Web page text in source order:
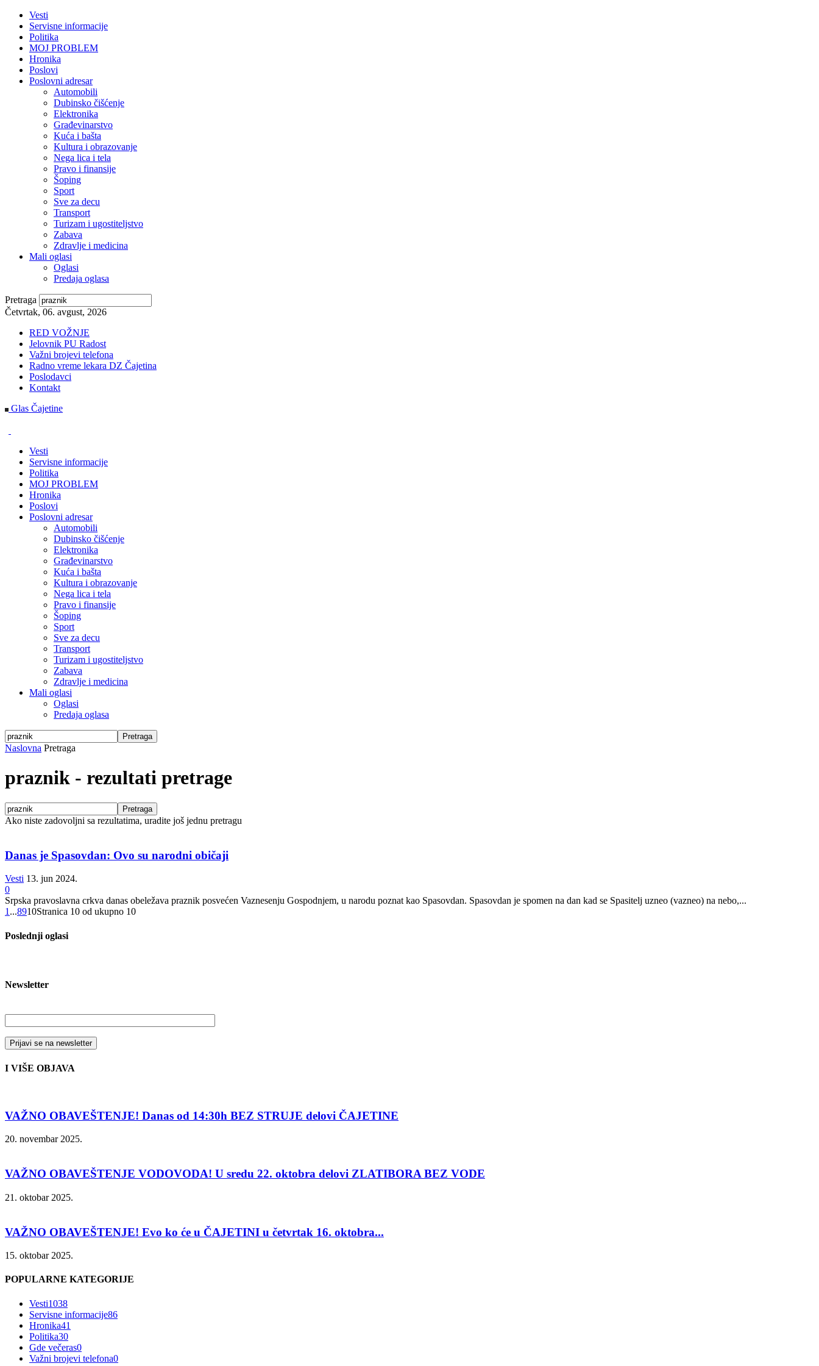
Vesti
Servisne informacije
Politika
MOJ PROBLEM
Hronika
Poslovi
Poslovni adresar
Automobili
Dubinsko čišćenje
Elektronika
Građevinarstvo
Kuća i bašta
Kultura i obrazovanje
Nega lica i tela
Pravo i finansije
Šoping
Sport
Sve za decu
Transport
Turizam i ugostiteljstvo
Zabava
Zdravlje i medicina
Mali oglasi
Oglasi
Predaja oglasa
Pretraga
Četvrtak, 06. avgust, 2026
RED VOŽNJE
Jelovnik PU Radost
Važni brojevi telefona
Radno vreme lekara DZ Čajetina
Poslodavci
Kontakt
Glas Čajetine
Vesti
Servisne informacije
Politika
MOJ PROBLEM
Hronika
Poslovi
Poslovni adresar
Automobili
Dubinsko čišćenje
Elektronika
Građevinarstvo
Kuća i bašta
Kultura i obrazovanje
Nega lica i tela
Pravo i finansije
Šoping
Sport
Sve za decu
Transport
Turizam i ugostiteljstvo
Zabava
Zdravlje i medicina
Mali oglasi
Oglasi
Predaja oglasa
Naslovna Pretraga
praznik - rezultati pretrage
Ako niste zadovoljni sa rezultatima, uradite još jednu pretragu
Danas je Spasovdan: Ovo su narodni običaji
Vesti 13. jun 2024.
0
Srpska pravoslavna crkva danas obeležava praznik posvećen Vaznesenju Gospodnjem, u narodu poznat kao Spasovdan. Spasovdan je spomen na dan kad se Spasitelj uzneo (vazneo) na nebo,...
1 ...8910Stranica 10 od ukupno 10
Poslednji oglasi
Newsletter
I VIŠE OBJAVA
VAŽNO OBAVEŠTENJE! Danas od 14:30h BEZ STRUJE delovi ČAJETINE
20. novembar 2025.
VAŽNO OBAVEŠTENJE VODOVODA! U sredu 22. oktobra delovi ZLATIBORA BEZ VODE
21. oktobar 2025.
VAŽNO OBAVEŠTENJE! Evo ko će u ČAJETINI u četvrtak 16. oktobra...
15. oktobar 2025.
POPULARNE KATEGORIJE
Vesti1038
Servisne informacije86
Hronika41
Politika30
Gde večeras0
Važni brojevi telefona0